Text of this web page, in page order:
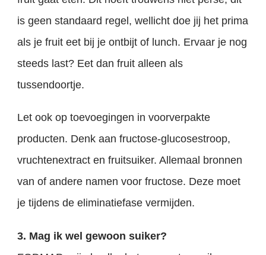
is geen standaard regel, wellicht doe jij het prima
als je fruit eet bij je ontbijt of lunch. Ervaar je nog
steeds last? Eet dan fruit alleen als
tussendoortje.
Let ook op toevoegingen in voorverpakte
producten. Denk aan fructose-glucosestroop,
vruchtenextract en fruitsuiker. Allemaal bronnen
van of andere namen voor fructose. Deze moet
je tijdens de eliminatiefase vermijden.
3. Mag ik wel gewoon suiker?